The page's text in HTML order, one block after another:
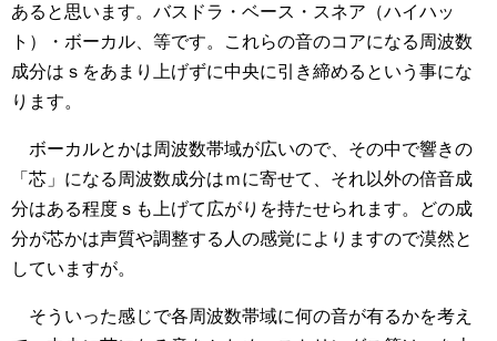
あると思います。バスドラ・ベース・スネア（ハイハッ
ト）・ボーカル、等です。これらの音のコアになる周波数
成分はｓをあまり上げずに中央に引き締めるという事にな
ります。
ボーカルとかは周波数帯域が広いので、その中で響きの
「芯」になる周波数成分はｍに寄せて、それ以外の倍音成
分はある程度ｓも上げて広がりを持たせられます。どの成
分が芯かは声質や調整する人の感覚によりますので漠然と
していますが。
そういった感じで各周波数帯域に何の音が有るかを考え